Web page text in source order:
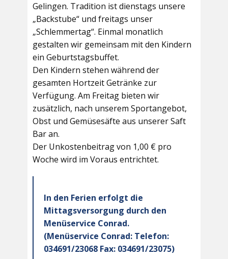
Gelingen. Tradition ist dienstags unsere
„Backstube“ und freitags unser
„Schlemmertag“. Einmal monatlich
gestalten wir gemeinsam mit den Kindern
ein Geburtstagsbuffet.
Den Kindern stehen während der
gesamten Hortzeit Getränke zur
Verfügung. Am Freitag bieten wir
zusätzlich, nach unserem Sportangebot,
Obst und Gemüsesäfte aus unserer Saft
Bar an.
Der Unkostenbeitrag von 1,00 € pro
Woche wird im Voraus entrichtet.
In den Ferien erfolgt die
Mittagsversorgung durch den
Menüservice Conrad.
(Menüservice Conrad: Telefon:
034691/23068 Fax: 034691/23075)